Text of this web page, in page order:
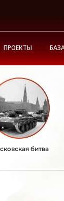
ПРОЕКТЫ
битва